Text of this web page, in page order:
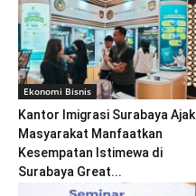
Ekonomi Bisnis
Kantor Imigrasi Surabaya Ajak
Masyarakat Manfaatkan
Kesempatan Istimewa di
Surabaya Great...